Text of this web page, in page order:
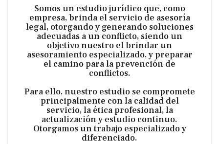
Somos un estudio jurídico que, como
empresa, brinda el servicio de asesoría
legal, otorgando y generando soluciones
adecuadas a un conflicto, siendo un
objetivo nuestro el brindar un
asesoramiento especializado, y preparar
el camino para la prevención de
conflictos.
Para ello, nuestro estudio se compromete
principalmente con la calidad del
servicio, la ética profesional, la
actualización y estudio continuo.
Otorgamos un trabajo especializado y
diferenciado.